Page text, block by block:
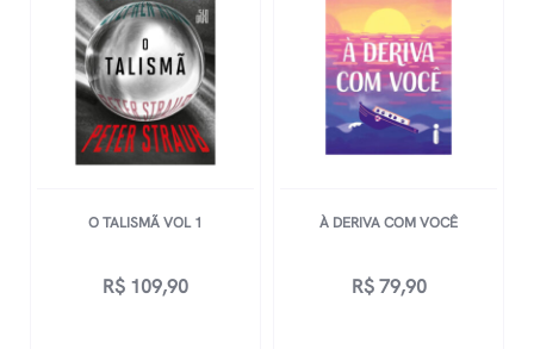
O TALISMÃ VOL 1
R$ 109,90
À DERIVA COM VOCÊ
R$79,90